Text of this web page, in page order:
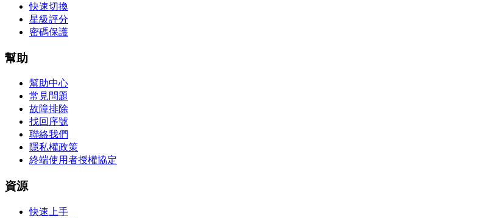
快速切換
星級評分
密碼保護
幫助
幫助中心
常見問題
故障排除
找回序號
聯絡我們
隱私權政策
終端使用者授權協定
資源
快速上手